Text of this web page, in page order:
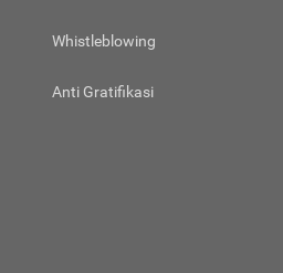
Whistleblowing
Anti Gratifikasi